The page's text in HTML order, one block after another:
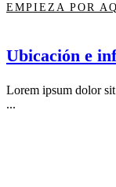
EMPIEZA POR
Ubicación e
Lorem ipsum dolor
...